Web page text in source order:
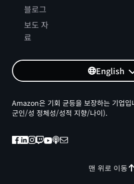
블로그
보도 자
료
English
맨 위로 이동
Amazon은 기회 균등을 보장하는 기업
군인/성 정체성/성적 지향/나이).